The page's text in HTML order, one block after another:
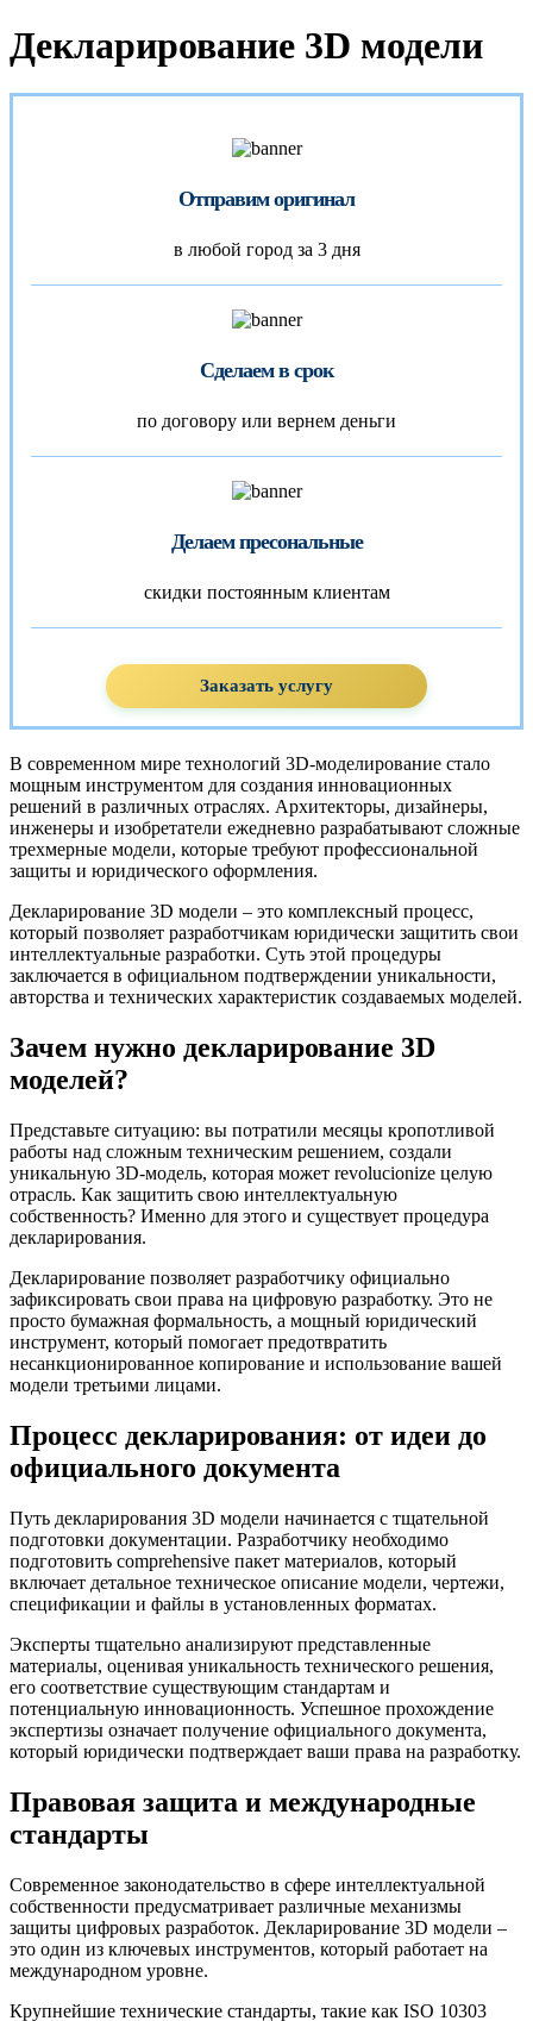
Декларирование 3D модели
Отправим оригинал
в любой город за 3 дня
Сделаем в срок
по договору или вернем деньги
Делаем пресональные
скидки постоянным клиентам
Заказать услугу
В современном мире технологий 3D-моделирование стало
мощным инструментом для создания инновационных
решений в различных отраслях. Архитекторы, дизайнеры,
инженеры и изобретатели ежедневно разрабатывают сложные
трехмерные модели, которые требуют профессиональной
защиты и юридического оформления.
Декларирование 3D модели – это комплексный процесс,
который позволяет разработчикам юридически защитить свои
интеллектуальные разработки. Суть этой процедуры
заключается в официальном подтверждении уникальности,
авторства и технических характеристик создаваемых моделей.
Зачем нужно декларирование 3D
моделей?
Представьте ситуацию: вы потратили месяцы кропотливой
работы над сложным техническим решением, создали
уникальную 3D-модель, которая может revolucionize целую
отрасль. Как защитить свою интеллектуальную
собственность? Именно для этого и существует процедура
декларирования.
Декларирование позволяет разработчику официально
зафиксировать свои права на цифровую разработку. Это не
просто бумажная формальность, а мощный юридический
инструмент, который помогает предотвратить
несанкционированное копирование и использование вашей
модели третьими лицами.
Процесс декларирования: от идеи до
официального документа
Путь декларирования 3D модели начинается с тщательной
подготовки документации. Разработчику необходимо
подготовить comprehensive пакет материалов, который
включает детальное техническое описание модели, чертежи,
спецификации и файлы в установленных форматах.
Эксперты тщательно анализируют представленные
материалы, оценивая уникальность технического решения,
его соответствие существующим стандартам и
потенциальную инновационность. Успешное прохождение
экспертизы означает получение официального документа,
который юридически подтверждает ваши права на разработку.
Правовая защита и международные
стандарты
Современное законодательство в сфере интеллектуальной
собственности предусматривает различные механизмы
защиты цифровых разработок. Декларирование 3D модели –
это один из ключевых инструментов, который работает на
международном уровне.
Крупнейшие технические стандарты, такие как ISO 10303